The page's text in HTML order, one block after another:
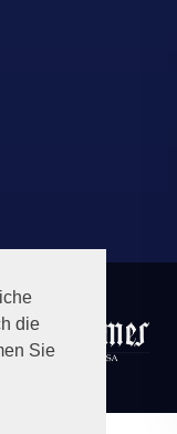
die
Sie